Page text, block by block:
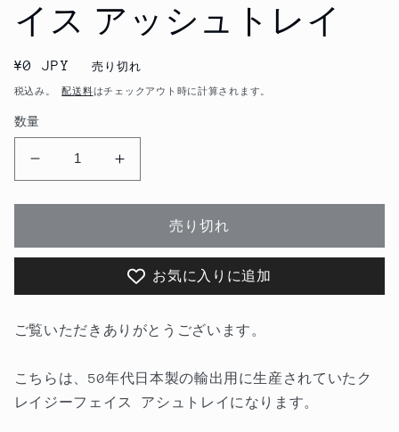
く
イス アッシュトレイ
通
常
格
¥0 JPY 売り切れ
税込み。配送料はチェックアウト時に計算されます。
数量
1950&#39;s
ジ
ェ
ス
ア
1950&#39;s
ジ
ー
ェ
ス
ア
売り切れ
お気に入りに追加
ご覧いただきありがとうございます。
こちらは、50年代日本製の輸出用に生産されていたク
レイジーフェイス アシュトレイになります。